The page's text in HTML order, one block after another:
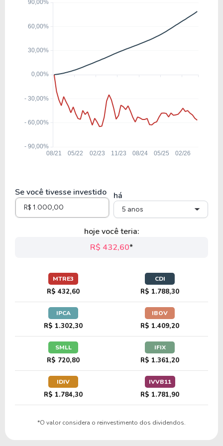
MRVE3
LAVV3
5,18
TRIS3
5,22 0,67 12,92%
Se você tivesse investido há
5 anos
hoje você teria:
R$ 432,60*
MTRE3
R$ 432,60
CDI
R$ 1.788,30
IPCA
R$ 1.302,30
IBOV
R$ 1.409,20
SMLL
R$ 720,80
IFIX
R$ 1.361,20
IDIV
R$ 1.784,30
IVVB11
R$ 1.781,90
*O valor considera o reinvestimento dos dividendos.